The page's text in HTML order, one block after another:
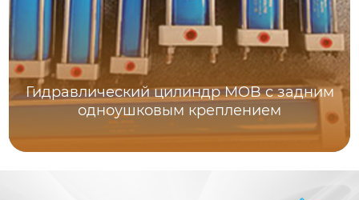
Гидравлический цилиндр MOB с задним
одноушковым креплением